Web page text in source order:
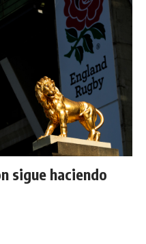
sigue haciendo